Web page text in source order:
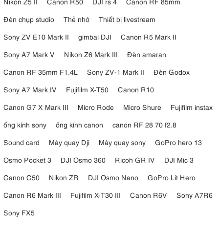
4.3. Chiều cao linh hoạt – đáp ứng nhiều góc quay
Chân máy K&F Concept
K234A0 + Video Head KF09.115 có khả
dụng trong thực tế. Vớichiều cao tối thiểu khoảng 51cm , chân
sản phẩm trên bàn. Khi cần mở rộng không gian làm việc, sản phẩm
Đèn chụp studio
Thẻ nhớ
Thiết bị livestream
Sony ZV E10 Mark II
gimbal DJI
Canon R5 Mark II
Sony A7 Mark V
Nikon Z6 Mark III
Đèn amaran
Canon RF 35mm F1.4L
Sony ZV-1 Mark II
Đèn Godox
Sony A7 Mark IV
Fujifilm X-T50
Canon R10
Canon G7 X Mark III
Micro Rode Micro Shure
Fujifilm instax
ống kính sony
ống kính canon
canon RF 28 70 f2.8
Sound card
Máy quay Dji Máy quay sony
GoPro hero 13
Osmo Pocket 3
DJI Osmo 360 Ricoh GR IV
DJI Mic 3
Canon C50
Nikon ZR DJI Osmo Nano
GoPro Lit Hero
Canon R6 Mark III
Fujifilm X-T30 III Canon R6V
Sony A7R6
Sony FX5